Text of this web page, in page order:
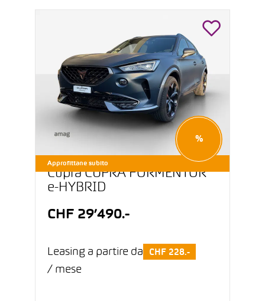
Approfittane subito
%
Cupra CUPRA FORMENTOR
e-HYBRID
CHF 29’490.-
Leasing a partire da CHF 228.-
/ mese